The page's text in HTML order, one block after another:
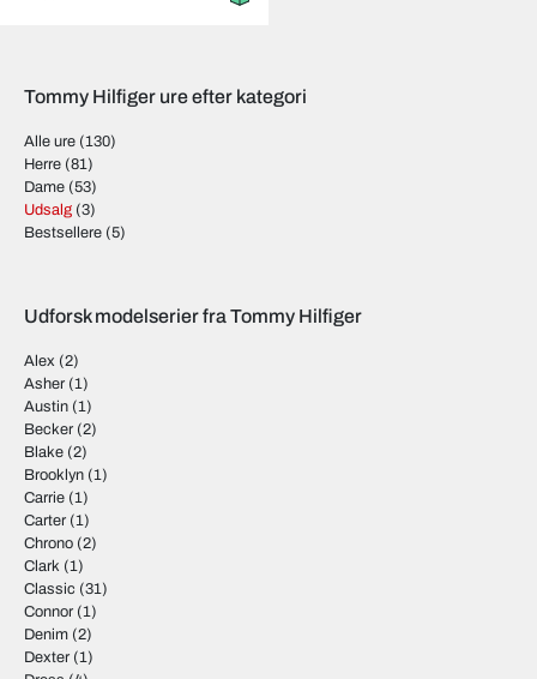
Tommy Hilfiger ure efter kategori
Alle ure (130)
Herre (81)
Dame (53)
Udsalg (3)
Bestsellere (5)
Udforsk modelserier fra Tommy Hilfiger
Alex (2)
Asher (1)
Austin (1)
Becker (2)
Blake (2)
Brooklyn (1)
Carrie (1)
Carter (1)
Chrono (2)
Clark (1)
Classic (31)
Connor (1)
Denim (2)
Dexter (1)